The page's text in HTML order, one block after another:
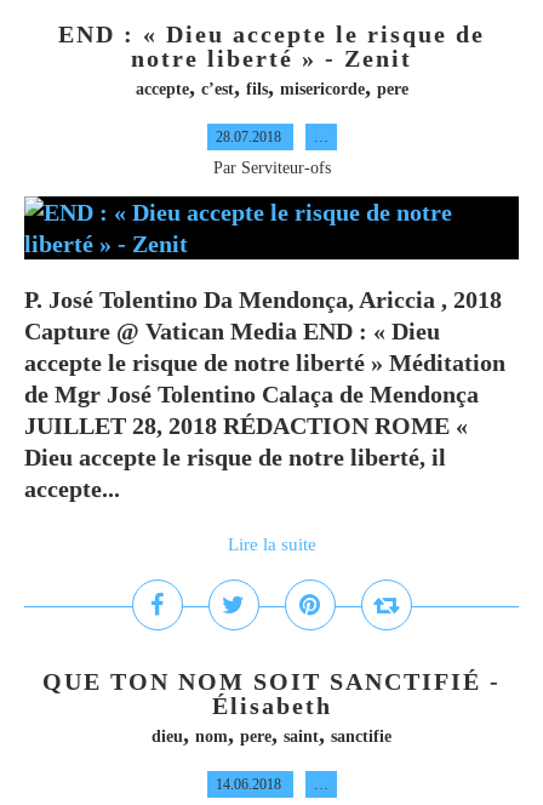
END : « Dieu accepte le risque de
notre liberté » - Zenit
accepte, c’est, fils, misericorde, pere
28.07.2018 …
Par Serviteur-ofs
P. José Tolentino Da Mendonça, Ariccia , 2018
Capture @ Vatican Media END : « Dieu
accepte le risque de notre liberté » Méditation
de Mgr José Tolentino Calaça de Mendonça
JUILLET 28, 2018 RÉDACTION ROME «
Dieu accepte le risque de notre liberté, il
accepte...
Lire la suite
QUE TON NOM SOIT SANCTIFIÉ -
Élisabeth
dieu, nom, pere, saint, sanctifie
14.06.2018 …